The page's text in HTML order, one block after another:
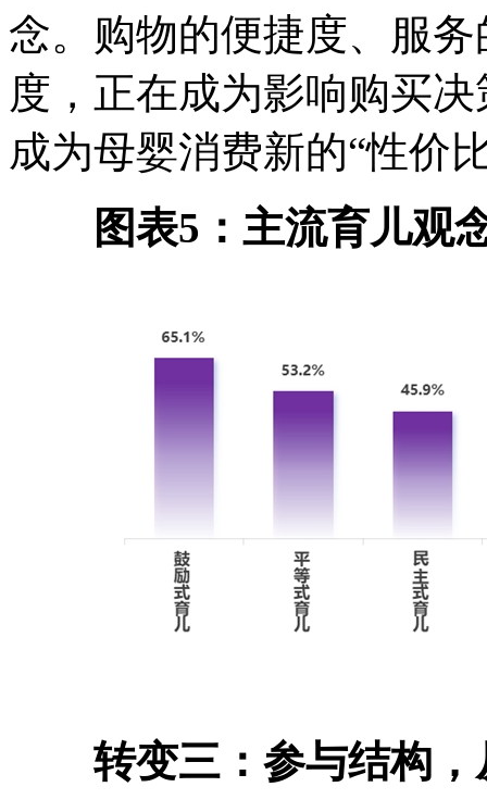
念。购物的便捷度、服
度，正在成为影响购买
成为母婴消费新的“性价
图表5：主流育儿观
转变三：参与结构